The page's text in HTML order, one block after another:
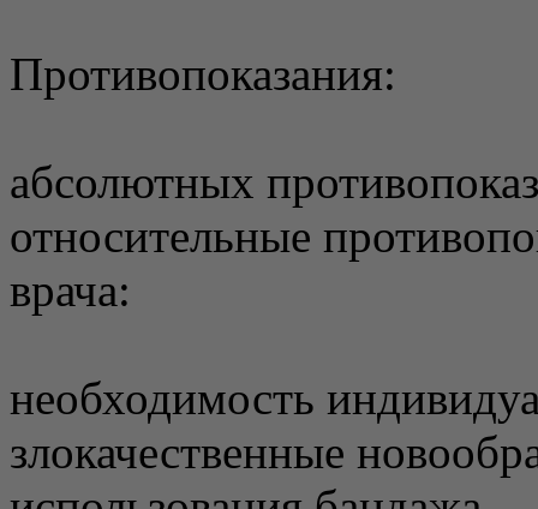
Противопоказания:
абсолютных
относительные
врача:
необходимость
злокачественные